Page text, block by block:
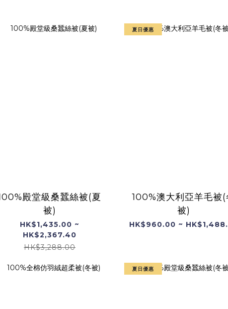
殿堂級桑蠶絲被(夏
被)
HK$1,435.00 ~
HK$2,367.40
HK$3,288.00
夏日優惠
100%澳大利亞羊毛被(
被)
HK$960.00 ~
夏日優惠